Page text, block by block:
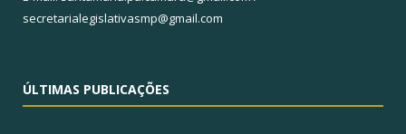
secretarialegislativasmp@gmail.com
ÚLTIMAS PUBLICAÇÕES